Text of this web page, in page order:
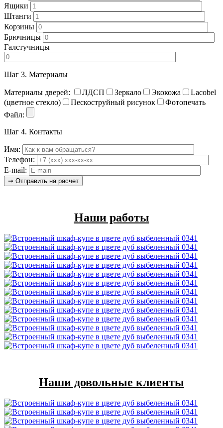
Ящики
Штанги
Корзины
Брючницы
Галстучницы
Шаг 3. Материалы
Материалы дверей: ЛДСП Зеркало Экокожа
Lacobel
(цветное стекло)
Пескоструйный рисунок
Фотопечать
Файл:
Шаг 4. Контакты
Имя:
Телефон:
E-mail:
Наши работы
Наши довольные клиенты